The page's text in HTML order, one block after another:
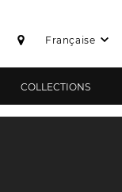
COLLECTIONS
Française